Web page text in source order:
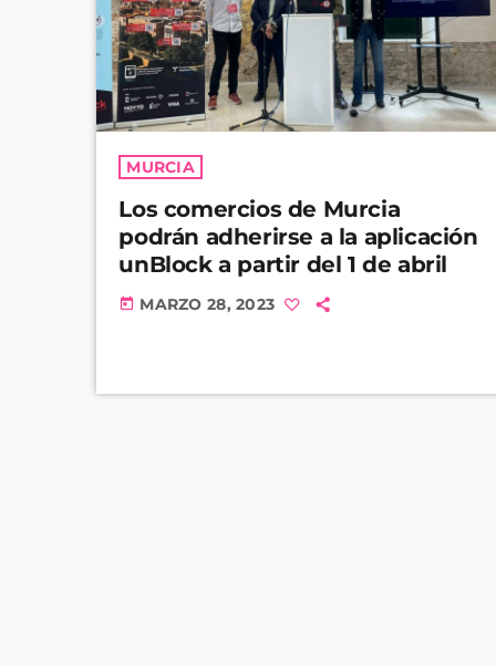
MURCIA
Los comercios de Murcia
podrán adherirse a la aplicación
unBlock a partir del 1 de abril
today MARZO 28, 2023